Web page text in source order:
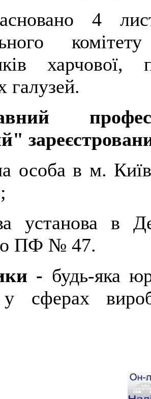
4
харчової,
галузей.
особа в м.
установа в
ПФ № 47.
- будь-яка
у сферах